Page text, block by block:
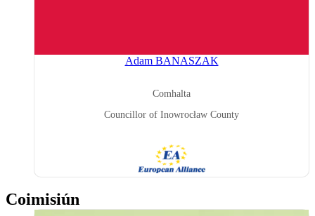
Adam BANASZAK
Comhalta
Councillor of Inowrocław County
EA
(European
Alliance)
Coimisiún